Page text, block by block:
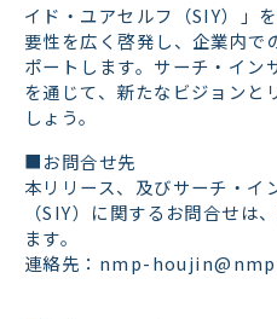
イド・ユアセルフ（SIY）」
要性を広く啓発し、企業内で
ポートします。サーチ・イン
を通じて、新たなビジョンと
しょう。
■お問合せ先
本リリース、及びサーチ・イ
（SIY）に関するお問合せは
ます。
連絡先：nmp-